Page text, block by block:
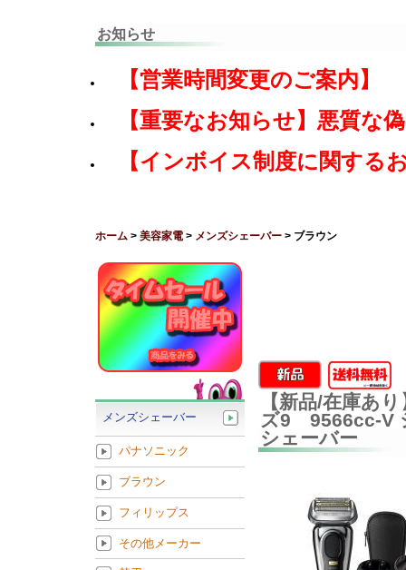
お知らせ
【営業時間変更のご案内】
【重要なお知らせ】悪質な
【インボイス制度に関する
ホーム > 美容家電 > メンズシェーバー > ブラウン
【新品/在庫あ
ズ9 9566cc-V
シェーバー
メンズシェーバー
パナソニック
ブラウン
フィリップス
その他メーカー